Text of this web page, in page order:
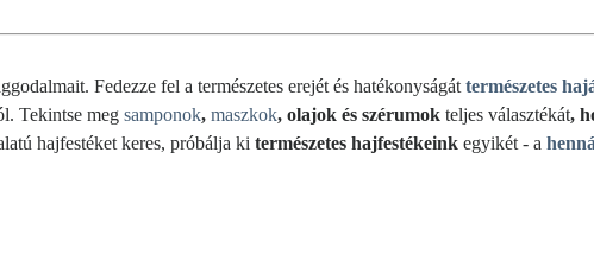
Fedezze fel a természetes erejét és hatékonyságát természetes
Tekintse meg samponok, maszkok, olajok és szérumok teljes választékát,
hajfestéket keres, próbálja ki természetes hajfestékeink egyikét - a